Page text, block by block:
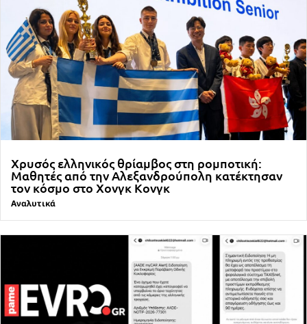
Χρυσός ελληνικός θρίαμβος στη ρομποτική:
Μαθητές από την Αλεξανδρούπολη κατέκτησαν
τον κόσμο στο Χονγκ Κονγκ
Αναλυτικά